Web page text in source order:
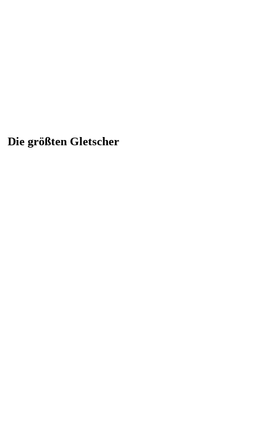
Die größten Gletscher